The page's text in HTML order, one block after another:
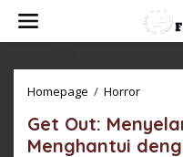
content
Homepage / HorrorGet
Dunia
Get Out:
Menghantui